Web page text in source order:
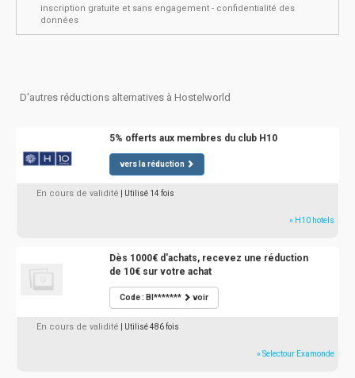
inscription gratuite et sans engagement - confidentialité des
données
D'autres réductions alternatives à Hostelworld
5% offerts aux membres du club H10
vers la réduction
En cours de validité | Utilisé 14 fois
» H10 hotels
Dès 1000€ d'achats, recevez une réduction
de 10€ sur votre achat
Code : BI******* voir
En cours de validité | Utilisé 486 fois
» Selectour Examonde